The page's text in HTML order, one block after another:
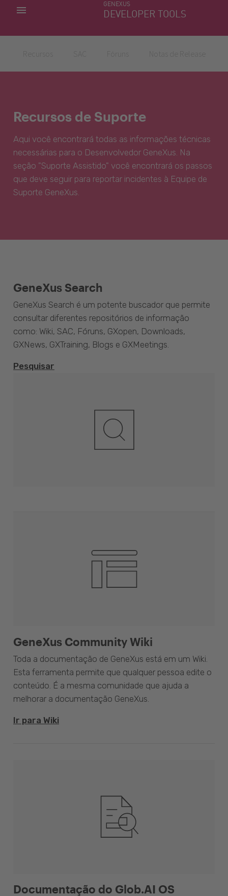
GENEXUS
DEVELOPER TOOLS
MINHAS APLICACÕES
Recursos de Suporte
Aqui você encontrará todas as informações técnicas
necessárias para o Desenvolvedor GeneXus. Na
seção "Suporte Assistido" você encontrará os passos
que deve seguir para reportar incidentes à Equipe de
Suporte GeneXus.
GeneXus Community Wiki
Toda a documentação de GeneXus está em um Wiki.
Esta ferramenta permite que qualquer pessoa edite o
conteúdo. É a mesma comunidade que ajuda a
melhorar a documentação GeneXus.
Ir para Wiki
GeneXus Search
GeneXus Search é um potente buscador que permite
consultar diferentes repositórios de informação
como: Wiki, SAC, Fóruns, GXopen, Downloads,
GXNews, GXTraining, Blogs e GXMeetings.
Pesquisar
Documentação do Glob.AI OS